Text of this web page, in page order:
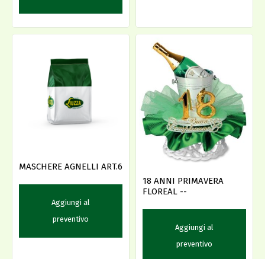
MASCHERE AGNELLI ART.6
Aggiungi al
preventivo
18 ANNI PRIMAVERA
FLOREAL --
Aggiungi al
preventivo